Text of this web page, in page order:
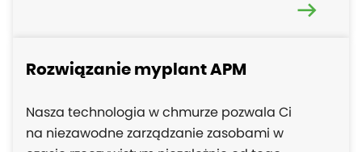
Rozwiązanie myplant APM
Nasza technologia w chmurze pozwala Ci
na niezawodne zarządzanie zasobami w